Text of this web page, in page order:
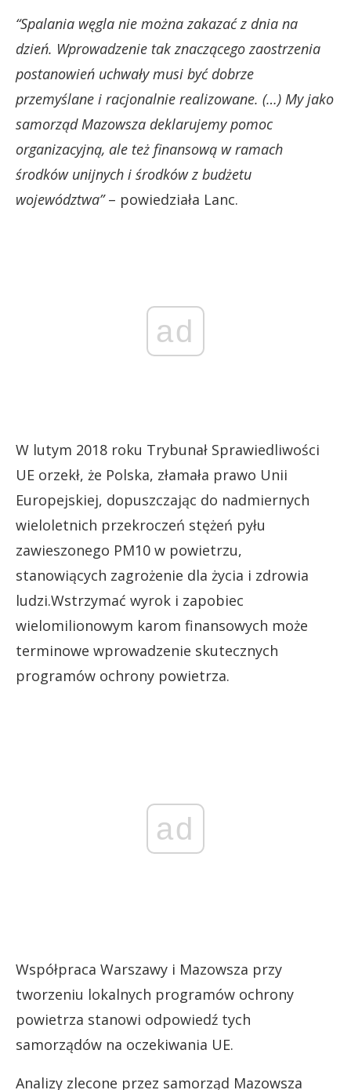
“Spalania węgla nie można zakazać z dnia na
dzień. Wprowadzenie tak znaczącego zaostrzenia
postanowień uchwały musi być dobrze
przemyślane i racjonalnie realizowane. (…) My jako
samorząd Mazowsza deklarujemy pomoc
organizacyjną, ale też finansową w ramach
środków unijnych i środków z budżetu
województwa”– powiedziała Lanc.
ad
W lutym 2018 roku Trybunał Sprawiedliwości
UE orzekł, że Polska, złamała prawo Unii
Europejskiej, dopuszczając do nadmiernych
wieloletnich przekroczeń stężeń pyłu
zawieszonego PM10 w powietrzu,
stanowiących zagrożenie dla życia i zdrowia
ludzi.Wstrzymać wyrok i zapobiec
wielomilionowym karom finansowych może
terminowe wprowadzenie skutecznych
programów ochrony powietrza.
ad
Współpraca Warszawy i Mazowsza przy
tworzeniu lokalnych programów ochrony
powietrza stanowi odpowiedź tych
samorządów na oczekiwania UE.
Analizy zlecone przez samorząd Mazowsza